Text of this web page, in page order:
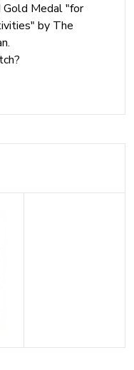
Medal "for
by The